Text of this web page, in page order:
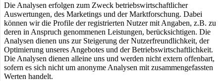
Die Analysen erfolgen zum Zweck betriebswirtschaftlicher
Auswertungen, des Marketings und der Marktforschung. Dabei
können wir die Profile der registrierten Nutzer mit Angaben, z.B. zu
deren in Anspruch genommenen Leistungen, berücksichtigen. Die
Analysen dienen uns zur Steigerung der Nutzerfreundlichkeit, der
Optimierung unseres Angebotes und der Betriebswirtschaftlichkeit.
Die Analysen dienen alleine uns und werden nicht extern offenbart,
sofern es sich nicht um anonyme Analysen mit zusammengefassten
Werten handelt.